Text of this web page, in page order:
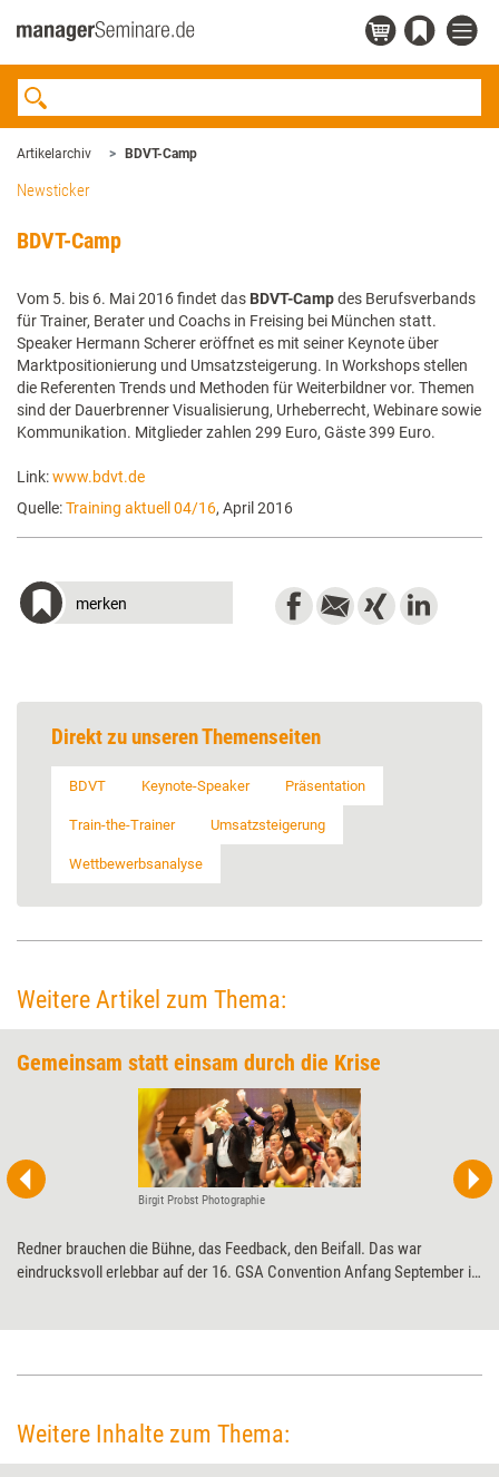
Artikelarchiv BDVT-Camp
Newsticker
BDVT-Camp
Vom 5. bis 6. Mai 2016 findet das BDVT-Campdes Berufsverbands
für Trainer, Berater und Coachs in Freising bei München statt.
Speaker Hermann Scherer eröffnet es mit seiner Keynote über
Marktpositionierung und Umsatzsteigerung. In Workshops stellen
die Referenten Trends und Methoden für Weiterbildner vor. Themen
sind der Dauerbrenner Visualisierung, Urheberrecht, Webinare sowie
Kommunikation. Mitglieder zahlen 299 Euro, Gäste 399 Euro.
Link:www.bdvt.de
Quelle:Training aktuell 04/16, April 2016
merken
Direkt zu unseren Themenseiten
BDVT Keynote-Speaker Präsentation
Train-the-Trainer Umsatzsteigerung
Wettbewerbsanalyse
Weitere Artikel zum Thema:
Gemeinsam statt einsam durch die Krise
Birgit Probst Photographie
Redner brauchen die Bühne, das Feedback, den Beifall. Das war
eindrucksvoll erlebbar auf der 16. GSA Convention Anfang September in
Weitere Inhalte zum Thema: